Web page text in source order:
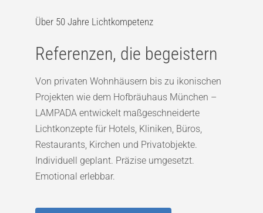
Über 50 Jahre Lichtkompetenz
Referenzen, die begeistern
Von privaten Wohnhäusern bis zu ikonischen
Projekten wie dem Hofbräuhaus München –
LAMPADA entwickelt maßgeschneiderte
Lichtkonzepte für Hotels, Kliniken, Büros,
Restaurants, Kirchen und Privatobjekte.
Individuell geplant. Präzise umgesetzt.
Emotional erlebbar.